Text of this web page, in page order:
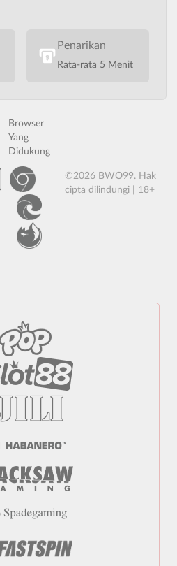
Penarikan
Rata-rata 5 Menit
Browser
Yang
Didukung
©2026 BWO99. Hak
cipta dilindungi | 18+